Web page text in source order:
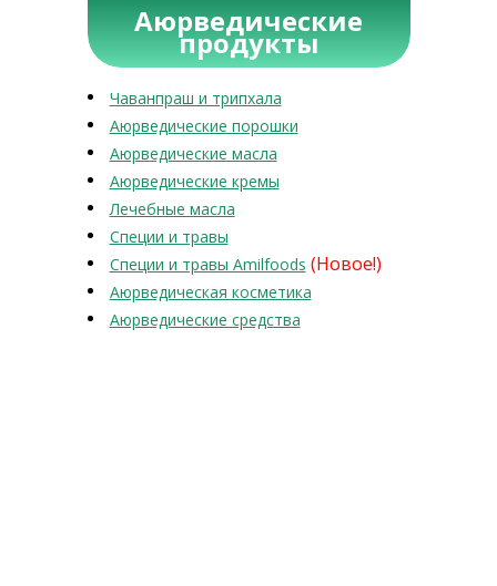
Аюрведические
продукты
Чаванпраш и трипхала
Аюрведические порошки
Аюрведические масла
Аюрведические кремы
Лечебные масла
Специи и травы
Специи и травы Amilfoods (Новое!)
Аюрведическая косметика
Аюрведические средства